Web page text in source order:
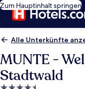
Zum Hauptinhalt springen
Alle Unterkünfte
MUNTE -
Stadtwald